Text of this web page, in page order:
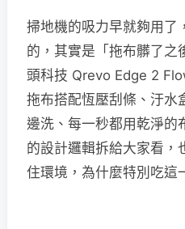
掃地機的吸力早就夠用了
的，其實是「拖布髒了之
頭科技 Qrevo Edge 2
拖布搭配恆壓刮條、汙水
邊洗、每一秒都用乾淨的
的設計邏輯拆給大家看，
住環境，為什麼特別吃這